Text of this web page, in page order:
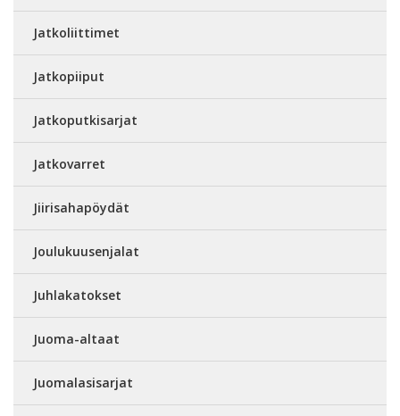
Jatkoliittimet
Jatkopiiput
Jatkoputkisarjat
Jatkovarret
Jiirisahapöydät
Joulukuusenjalat
Juhlakatokset
Juoma-altaat
Juomalasisarjat